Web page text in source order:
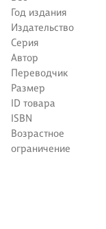
Год издания
Издательство
Серия
Автор
Переводчик
Размер
ID товара
ISBN
Возрастное
ограничение